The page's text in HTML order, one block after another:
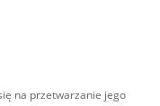
na przetwarzanie jego